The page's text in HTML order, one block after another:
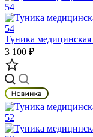
Туника медицинская
3 100 ₽